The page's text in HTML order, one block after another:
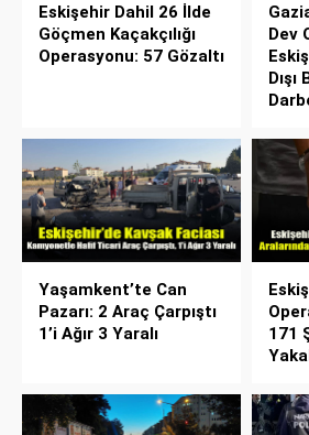
Eskişehir Dahil 26 İlde
Göçmen Kaçakçılığı
Operasyonu: 57 Gözaltı
Dev
Yaşamkent’te Can
Pazarı: 2 Araç Çarpıştı
1’i Ağır 3 Yaralı
171